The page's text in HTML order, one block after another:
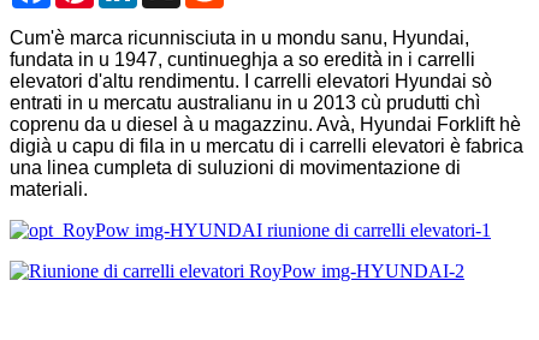
Cum'è marca ricunnisciuta in u mondu sanu, Hyundai,
fundata in u 1947, cuntinueghja a so eredità in i carrelli
elevatori d'altu rendimentu. I carrelli elevatori Hyundai sò
entrati in u mercatu australianu in u 2013 cù prudutti chì
coprenu da u diesel à u magazzinu. Avà, Hyundai Forklift hè
digià u capu di fila in u mercatu di i carrelli elevatori è fabrica
una linea cumpleta di suluzioni di movimentazione di
materiali.